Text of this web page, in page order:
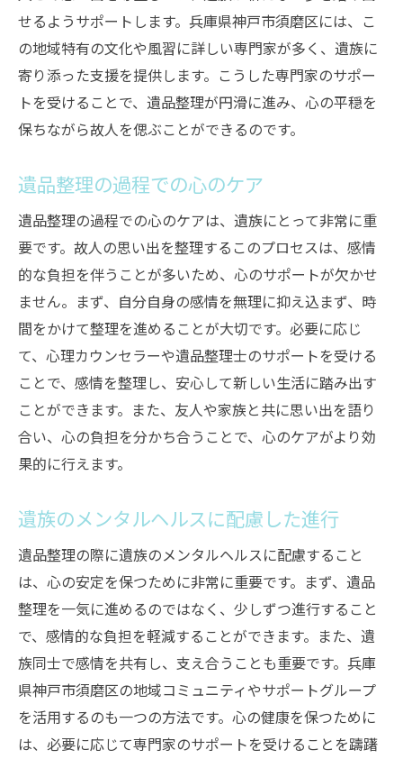
せるようサポートします。兵庫県神戸市須磨区には、こ
の地域特有の文化や風習に詳しい専門家が多く、遺族に
寄り添った支援を提供します。こうした専門家のサポー
トを受けることで、遺品整理が円滑に進み、心の平穏を
保ちながら故人を偲ぶことができるのです。
遺品整理の過程での心のケア
遺品整理の過程での心のケアは、遺族にとって非常に重
要です。故人の思い出を整理するこのプロセスは、感情
的な負担を伴うことが多いため、心のサポートが欠かせ
ません。まず、自分自身の感情を無理に抑え込まず、時
間をかけて整理を進めることが大切です。必要に応じ
て、心理カウンセラーや遺品整理士のサポートを受ける
ことで、感情を整理し、安心して新しい生活に踏み出す
ことができます。また、友人や家族と共に思い出を語り
合い、心の負担を分かち合うことで、心のケアがより効
果的に行えます。
遺族のメンタルヘルスに配慮した進行
遺品整理の際に遺族のメンタルヘルスに配慮すること
は、心の安定を保つために非常に重要です。まず、遺品
整理を一気に進めるのではなく、少しずつ進行すること
で、感情的な負担を軽減することができます。また、遺
族同士で感情を共有し、支え合うことも重要です。兵庫
県神戸市須磨区の地域コミュニティやサポートグループ
を活用するのも一つの方法です。心の健康を保つために
は、必要に応じて専門家のサポートを受けることを躊躇